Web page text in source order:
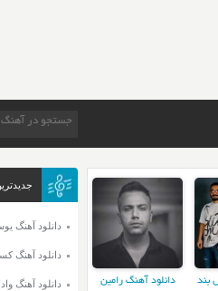
بند
دانلود آهنگ رامین
دانلود آهنگ
دانلود آهنگ
دانلود آهنگ